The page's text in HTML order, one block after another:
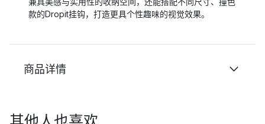
款的Dropit挂钩，打造更具个性趣味的视觉效果。
商品详情